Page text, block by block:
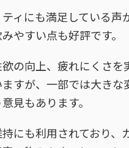
ィにも満足している声
やすい点も好評です。
の向上、疲れにくさを
すが、一部では大きな
見もあります。
にも利用されており、